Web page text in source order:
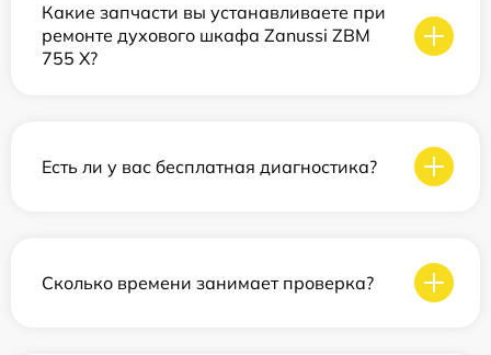
Какие запчасти вы устанавливаете при
ремонте духового шкафа Zanussi ZBM
755 X?
Есть ли у вас бесплатная диагностика?
Сколько времени занимает проверка?